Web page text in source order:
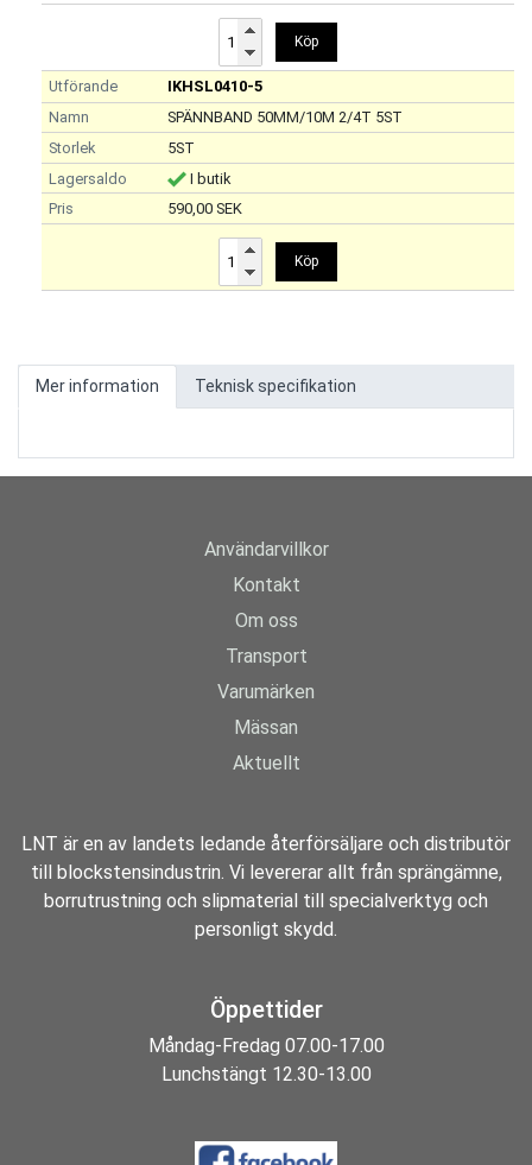
Köp
IKHSL0410-5
SPÄNNBAND 50MM/10M 2/4T 5ST
5ST
I butik
590,00 SEK
Köp
Mer information Teknisk specifikation
Användarvillkor
Kontakt
Om oss
Transport
Varumärken
Mässan
Aktuellt
LNT är en av landets ledande återförsäljare och distributör
till blockstensindustrin. Vi levererar allt från sprängämne,
borrutrustning och slipmaterial till specialverktyg och
personligt skydd.
Öppettider
Måndag-Fredag 07.00-17.00
Lunchstängt 12.30-13.00